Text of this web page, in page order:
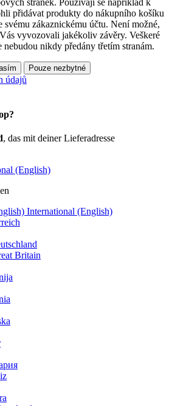
přidávat produkty do nákupního košíku
svému zákaznickému účtu. Není možné,
vyvozovali jakékoliv závěry. Veškeré
nebudou nikdy předány třetím stranám.
Pouze nezbytné
údajů
, das mit deiner Lieferadresse
(English)
International (English)
Britain